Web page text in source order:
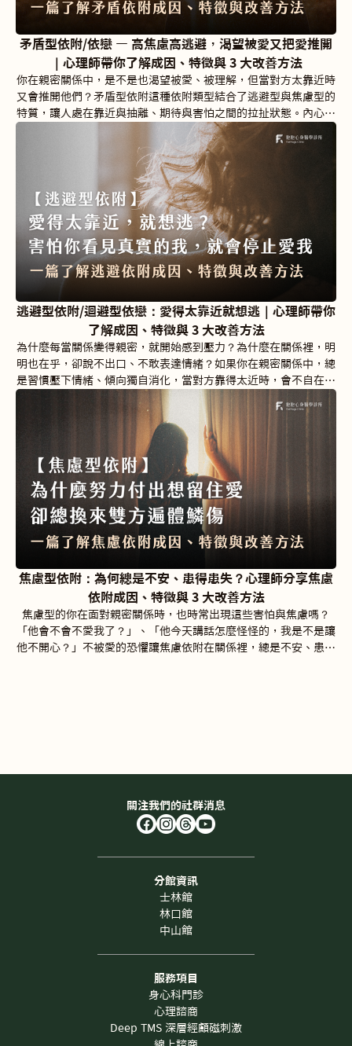
矛盾型依附/依戀 — 高焦慮高逃避，渴望被愛又把愛推開
｜心理師帶你了解成因、特徵與 3 大改善方法
你在親密關係中，是不是也渴望被愛、被理解，但當對方太靠近時
又會推開他們？矛盾型依附這種依附類型結合了逃避型與焦慮型的
特質，讓人處在靠近與抽離、期待與害怕之間的拉扯狀態。內心深
處，矛盾型依附者對愛有著強烈的渴望，卻又時常因害怕被拒絕或
拋棄而感到焦慮。他們既期待被愛、被看見，卻又害怕自己的情感
需求讓對方感到負擔。這種矛盾的心態，讓他們在親密關係中反覆
拉扯
逃避型依附/迴避型依戀：愛得太靠近就想逃｜心理師帶你
了解成因、特徵與 3 大改善方法
為什麼每當關係變得親密，就開始感到壓力？為什麼在關係裡，明
明也在乎，卻說不出口、不敢表達情緒？如果你在親密關係中，總
是習慣壓下情緒、傾向獨自消化，當對方靠得太近時，會不自在或
想退後，那麼你很可能是「逃避型依附」。
焦慮型依附：為何總是不安、患得患失？心理師分享焦慮
依附成因、特徵與 3 大改善方法
焦慮型的你在面對親密關係時，也時常出現這些害怕與焦慮嗎？
「他會不會不愛我了？」、「他今天講話怎麼怪怪的，我是不是讓
他不開心？」不被愛的恐懼讓焦慮依附在關係裡，總是不安、患得
關注我們的社群消息
分館資訊
士林館
林口館
中山館
服務項目
身心科門診
心理諮商
Deep TMS 深層經顱磁刺激